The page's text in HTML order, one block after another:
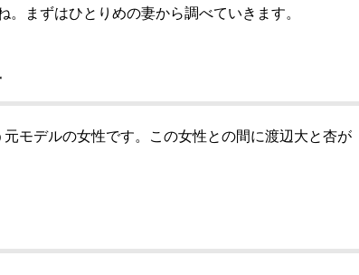
まずはひとりめの妻から調べていきます。
モデルの女性です。この女性との間に渡辺大と杏が